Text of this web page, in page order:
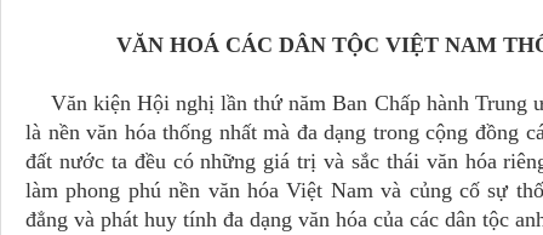
VĂN HOÁ CÁC DÂN TỘC VIỆT NAM
Văn kiện Hội nghị lần thứ năm Ban Chấp hành Trung
là nền văn hóa thống nhất mà đa dạng trong cộng đồng
đất nước ta đều có những giá trị và sắc thái văn hóa
làm phong phú nền văn hóa Việt Nam và củng cố sự
đẳng và phát huy tính đa dạng văn hóa của các dân tộc